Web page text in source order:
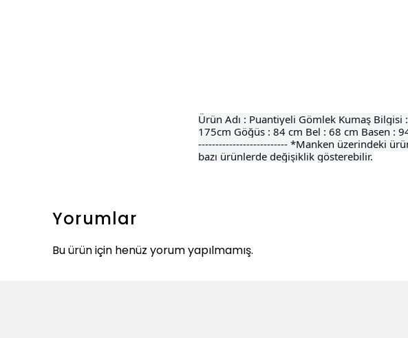
Ürün Adı : Puantiyeli Gömlek Kumaş
175cm Göğüs : 84 cm Bel : 68 cm Basen :
-------------------------- *Manken üzerindeki
bazı ürünlerde değişiklik gösterebilir.
Yorumlar
Bu ürün için henüz yorum yapılmamış.